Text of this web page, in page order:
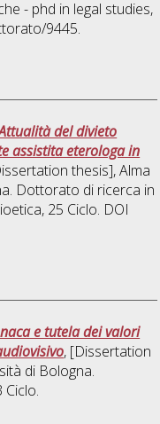
- phd in legal studies,
9445.
del divieto
assistita eterologa in
thesis], Alma
Dottorato di ricerca in
, 25 Ciclo. DOI
e tutela dei valori
, [Dissertation
di Bologna.
Ciclo.